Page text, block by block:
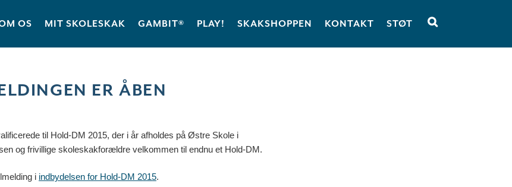
OS MIT SKOLESKAK GAMBIT® PLAY! SKAKSHOPPEN KONTAKT STØT
ER ÅBEN
til Hold-DM 2015, der i år afholdes på Østre Skole i
og frivillige skoleskakforældre velkommen til endnu et Hold-DM.
i indbydelsen for Hold-DM 2015.